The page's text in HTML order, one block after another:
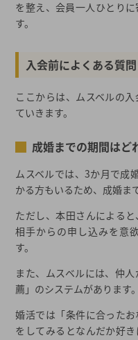
を整え、会員一人ひとり
す。
入会前によくある質
ここからは、ムスベルの
ていきます。
成婚までの期間はど
ムスベルでは、3か月で成
かる方もいるため、成婚ま
ただし、本田さんによる
相手からの申し込みを意
す。
また、ムスベルには、仲
薦」のシステムがあります。
婚活では「条件に合った
をしてみるとなんだか好